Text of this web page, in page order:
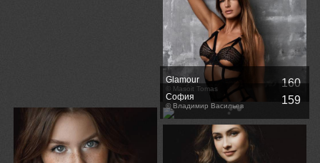
Glamour
© Masoit Tomas 160
София
© Владимир Васильев 159